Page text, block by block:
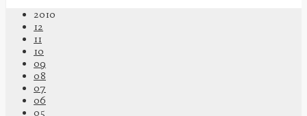
2010
12
11
10
09
08
07
06
05